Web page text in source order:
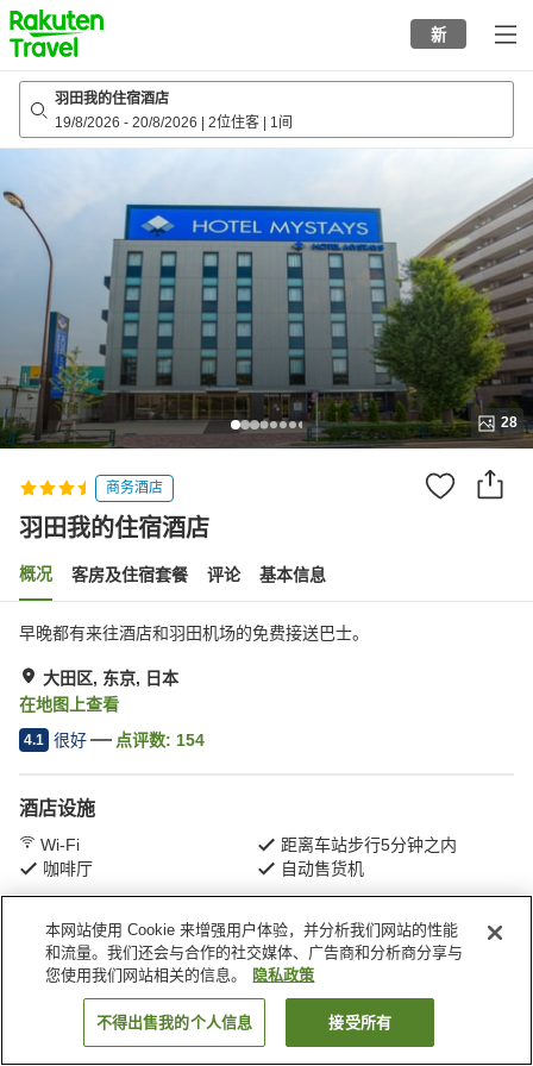
to
top
page
新
羽田我的住宿酒店
19/8/2026 - 20/8/2026 2位住客 1间
28
商务酒店
羽田我的住宿酒店
概况 客房及住宿套餐 评论 基本信息
早晚都有来往酒店和羽田机场的免费接送巴士。
大田区, 东京, 日本
在地图上查看
4.1 很好 点评数: 154
酒店设施
Wi-Fi
距离车站步行5分钟之内
咖啡厅
自动售货机
首页 日本 东京 大田区 羽田我的住宿酒店
搜索客房
本网站使用 Cookie 来增强用户体验，并分析我们网站的性能
和流量。我们还会与合作的社交媒体、广告商和分析商分享与
您使用我们网站相关的信息。
隐私政策
不得出售我的个人信息 接受所有